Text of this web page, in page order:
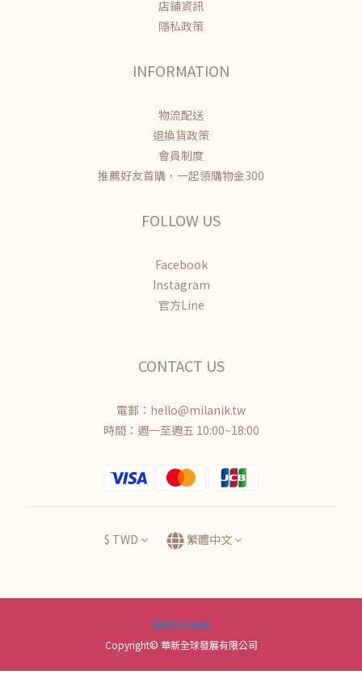
店鋪資訊
隱私政策
INFORMATION
物流配送
退換貨政策
會員制度
推薦好友首購，一起領購物金300
FOLLOW US
Facebook
Instagram
官方Line
CONTACT US
電郵：hello@milanik.tw
時間：週一至週五 10:00~18:00
$ TWD 繁體中文
網站使用條款
Copyright© 華新全球發展有限公司